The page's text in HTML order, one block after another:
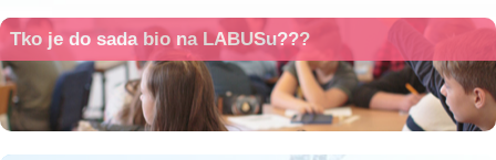
Tko je do sada bio na LABUSu???